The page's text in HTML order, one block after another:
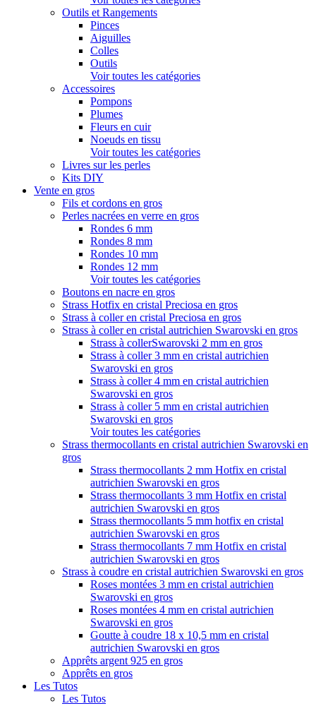
Outils et Rangements
Pinces
Aiguilles
Colles
Outils
Voir toutes les catégories
Accessoires
Pompons
Plumes
Fleurs en cuir
Noeuds en tissu
Voir toutes les catégories
Livres sur les perles
Kits DIY
Vente en gros
Fils et cordons en gros
Perles nacrées en verre en gros
Rondes 6 mm
Rondes 8 mm
Rondes 10 mm
Rondes 12 mm
Voir toutes les catégories
Boutons en nacre en gros
Strass Hotfix en cristal Preciosa en gros
Strass à coller en cristal Preciosa en gros
Strass à coller en cristal autrichien Swarovski en gros
Strass à collerSwarovski 2 mm en gros
Strass à coller 3 mm en cristal autrichien
Swarovski en gros
Strass à coller 4 mm en cristal autrichien
Swarovski en gros
Strass à coller 5 mm en cristal autrichien
Swarovski en gros
Voir toutes les catégories
Strass thermocollants en cristal autrichien Swarovski en
gros
Strass thermocollants 2 mm Hotfix en cristal
autrichien Swarovski en gros
Strass thermocollants 3 mm Hotfix en cristal
autrichien Swarovski en gros
Strass thermocollants 5 mm hotfix en cristal
autrichien Swarovski en gros
Strass thermocollants 7 mm Hotfix en cristal
autrichien Swarovski en gros
Strass à coudre en cristal autrichien Swarovski en gros
Roses montées 3 mm en cristal autrichien
Swarovski en gros
Roses montées 4 mm en cristal autrichien
Swarovski en gros
Goutte à coudre 18 x 10,5 mm en cristal
autrichien Swarovski en gros
Apprêts argent 925 en gros
Apprêts en gros
Les Tutos
Les Tutos